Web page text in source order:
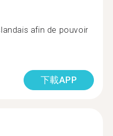
afin de pouvoir
下載APP